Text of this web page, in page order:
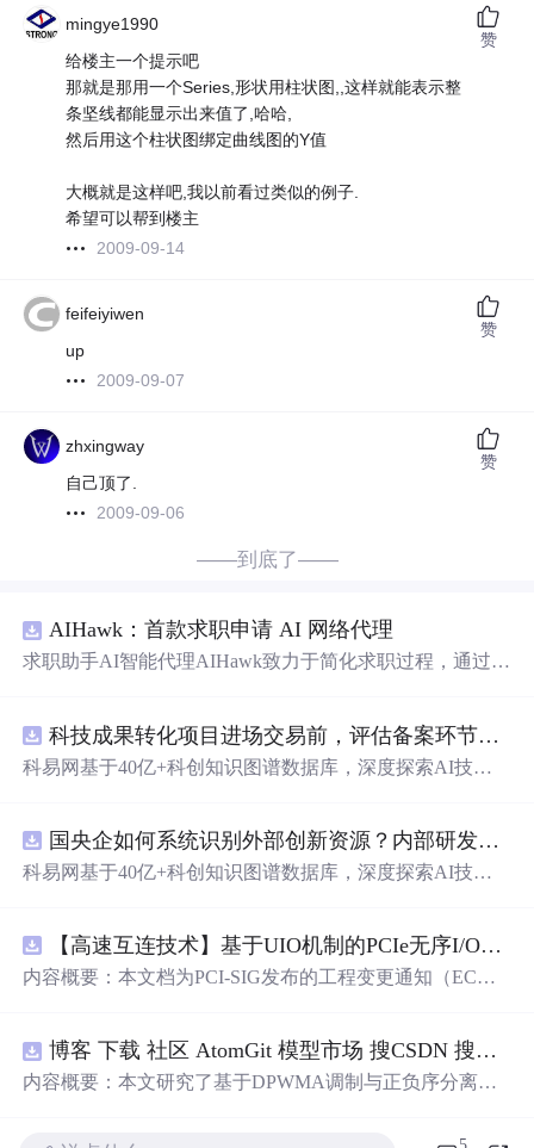
mingye1990
给楼主一个提示吧
那就是那用一个Series,形状用柱状图,,这样就能表示整
条坚线都能显示出来值了,哈哈,
然后用这个柱状图绑定曲线图的Y值
大概就是这样吧,我以前看过类似的例子.
希望可以帮到楼主
2009-09-14
赞
feifeiyiwen
up
2009-09-07
赞
zhxingway
自己顶了.
2009-09-06
赞
——到底了——
AIHawk：首款求职申请 AI 网络代理
求职助手AI智能代理AIHawk致力于简化求职过程，通过自
科技成果转化项目进场交易前，评估备案环节需要准备哪些材料？.docx
科易网基于40亿+科创知识图谱数据库，深度探索AI技术
新领域的AI+数智化解决方案，推动科技创新与产业创新
智能化发展。
国央企如何系统识别外部创新资源？内部研发体系完善，但对外部高校、中小科技企业技术能力缺乏动态认知。.docx
科易网基于40亿+科创知识图谱数据库，深度探索AI技术
新领域的AI+数智化解决方案，推动科技创新与产业创新
智能化发展。
【高速互连技术】基于UIO机制的PCIe无序I/O扩展：多路径架构下内存请求的高性能传输与排序控制方案设计
内容概要：本文档为PCI-SIG发布的工程变更通知（EC
规则对多路径拓扑和高性能IO系统的限制。UIO基于Flit模
式，定义了一套新的TLP（事务层包）类型和规则，允许
博客 下载 社区 AtomGit 模型市场 搜CSDN 搜索 AI 搜索 会员中心 创作中心 基于DPWMA调制与正负序分离的ANPC三电平并网逆变器前馈控制策略研究（Simulink仿真实现）
内容概要：本文研究了基于DPWMA调制与正负序分离的